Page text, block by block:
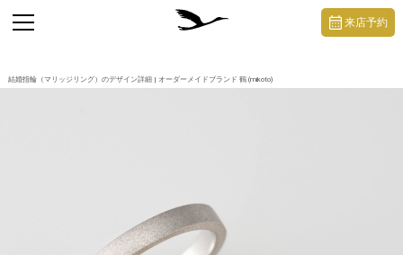
結婚指輪（マリッジリング）のデザイン詳細 | オーダーメイドブランド 鶴 (mikoto)
toggle
navigation
来店予約